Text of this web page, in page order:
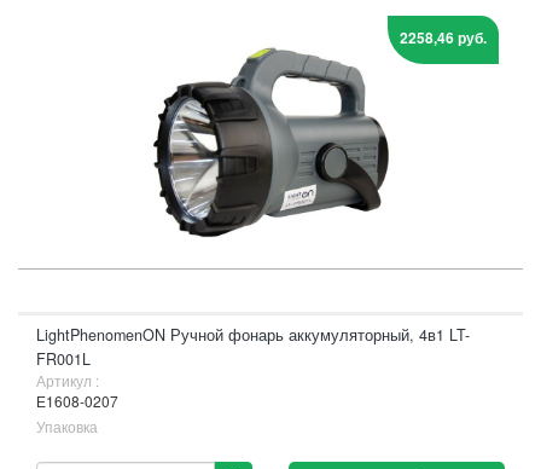
2258,46 руб.
LightPhenomenON Ручной фонарь аккумуляторный, 4в1 LT-
FR001L
Артикул :
Е1608-0207
Упаковка